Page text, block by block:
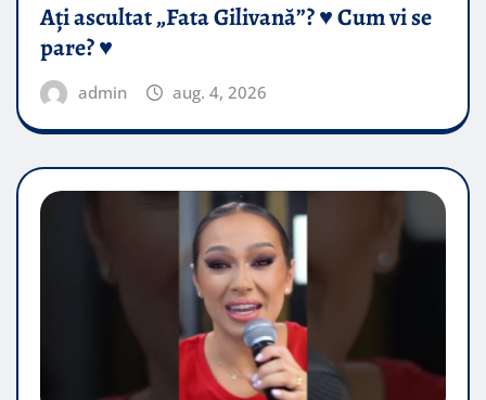
Ați ascultat „Fata Gilivană”? ♥️ Cum vi se
pare? ♥️
admin aug. 4, 2026